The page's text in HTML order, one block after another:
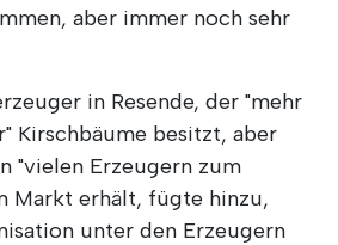
aber immer noch sehr
in Resende, der "mehr
Kirschbäume besitzt, aber
"vielen Erzeugern zum
Markt erhält, fügte hinzu,
unter den Erzeugern